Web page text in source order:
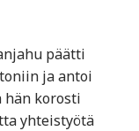
päätti
ja antoi
hän korosti
yhteistyötä